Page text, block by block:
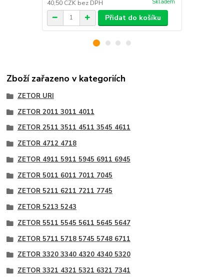
40,50 CZK bez DPH Skladem
Přidat do košíku
Zboží zařazeno v kategoriích
ZETOR URI
ZETOR 2011 3011 4011
ZETOR 2511 3511 4511 3545 4611
ZETOR 4712 4718
ZETOR 4911 5911 5945 6911 6945
ZETOR 5011 6011 7011 7045
ZETOR 5211 6211 7211 7745
ZETOR 5213 5243
ZETOR 5511 5545 5611 5645 5647
ZETOR 5711 5718 5745 5748 6711
ZETOR 3320 3340 4320 4340 5320
ZETOR 3321 4321 5321 6321 7341